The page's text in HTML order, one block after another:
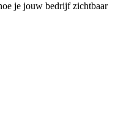
je jouw bedrijf zichtbaar